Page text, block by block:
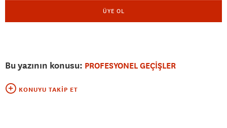
ÜYE OL
Bu yazının konusu: PROFESYONEL GEÇİŞLER
KONUYU TAKIP ET